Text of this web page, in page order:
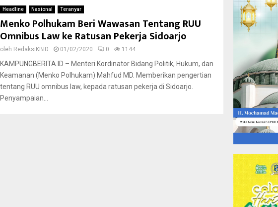
Headline Nasional Teranyar
Menko Polhukam Beri Wawasan Tentang RUU
Omnibus Law ke Ratusan Pekerja Sidoarjo
oleh RedaksiKBID 01/02/2020 0 1144
KAMPUNGBERITA.ID – Menteri Kordinator Bidang Politik, Hukum, dan
Keamanan (Menko Polhukam) Mahfud MD. Memberikan pengertian
tentang RUU omnibus law, kepada ratusan pekerja di Sidoarjo.
Penyampaian...